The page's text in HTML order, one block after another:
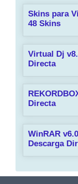
Skins para
48 Skins
Virtual Dj
Directa
Directa
WinRAR
Descarga